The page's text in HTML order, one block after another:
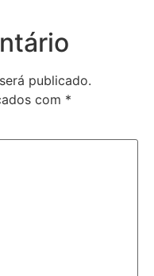
publicado.
com *